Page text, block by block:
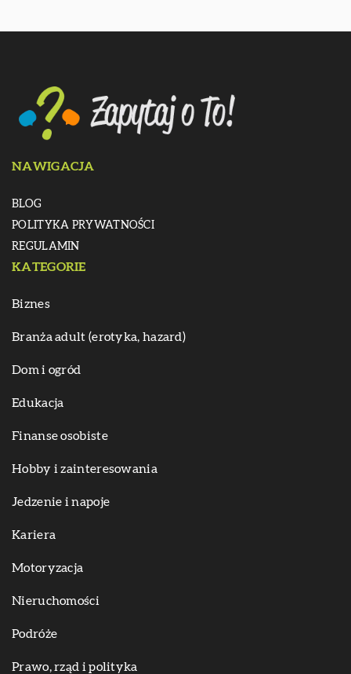
NAWIGACJA
BLOG
POLITYKA PRYWATNOŚCI
REGULAMIN
KATEGORIE
Biznes
Branża adult (erotyka, hazard)
Dom i ogród
Edukacja
Finanse osobiste
Hobby i zainteresowania
Jedzenie i napoje
Kariera
Motoryzacja
Nieruchomości
Podróże
Prawo, rząd i polityka